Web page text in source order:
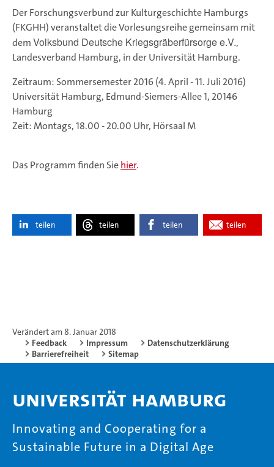
Der Forschungsverbund zur Kulturgeschichte Hamburgs
(FKGHH) veranstaltet die Vorlesungsreihe gemeinsam mit
demVolksbund Deutsche Kriegsgräberfürsorge e.V.,
Landesverband Hamburg, in der Universität Hamburg.
Zeitraum: Sommersemester 2016 (4. April - 11. Juli 2016)
Universität Hamburg, Edmund-Siemers-Allee 1, 20146
Hamburg
Zeit: Montags, 18.00 - 20.00 Uhr, Hörsaal M
Das Programm finden Siehier.
teilen teilen teilen teilen
Verändert am 8. Januar 2018
Feedback
Impressum
Datenschutzerklärung
Barrierefreiheit
Sitemap
Universität Hamburg
Innovating and Cooperating for a
Sustainable Future in a Digital Age